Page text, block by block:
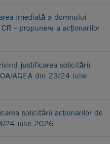
imediată a domnului
- propunere a acționarilor
justificarea solicitării
AGEA din 23/24 iulie
solicitării acționarilor de
24 iulie 2026